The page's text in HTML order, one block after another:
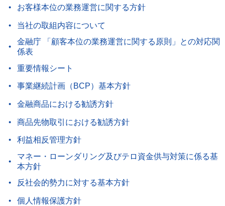
お客様本位の業務運営に関する方針
当社の取組内容について
金融庁 「顧客本位の業務運営に関する原則」との対応関
係表
重要情報シート
事業継続計画（BCP）基本方針
金融商品における勧誘方針
商品先物取引における勧誘方針
利益相反管理方針
マネー・ローンダリング及びテロ資金供与対策に係る基
本方針
反社会的勢力に対する基本方針
個人情報保護方針